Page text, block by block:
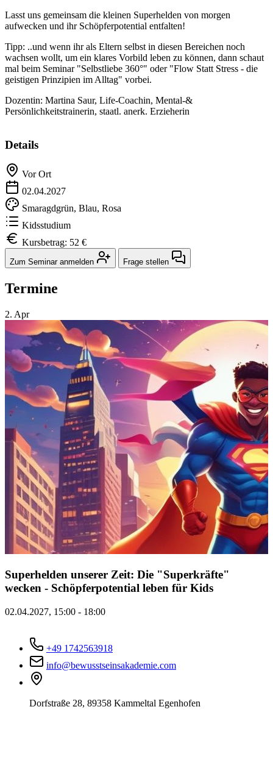
Lasst uns gemeinsam die kleinen Superhelden von morgen
aufwecken und ihr Schöpferpotential entfalten!
Tipp: ..und wenn ihr als Eltern selbst in diesen Bereichen noch
wachsen wollt, um ein klares Vorbild leben zu können, dann schaut
mal beim Seminar "Selbstliebe 360°" oder "Flow Statt Stress - die
geistigen Prinzipien im Alltag" vorbei.
Dozentin: Martina Saur, Life-Coachin, Mental-&
Persönlichkeitstrainerin, staatl. anerk. Erzieherin
Details
Vor Ort
02.04.2027
Smaragdgrün, Blau, Rosa
Kidsstudium
Kursbetrag: 52 €
Zum Seminar anmelden Frage stellen
Termine
2. Apr
Superhelden unserer Zeit: Die "Superkräfte"
wecken - Schöpferpotential leben für Kids
02.04.2027, 15:00 - 18:00
+49 1742563918
info@bewusstseinsakademie.com
Dorfstraße 28, 89358 Kammeltal Egenhofen